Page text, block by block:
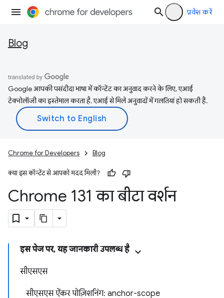
प्रवेश करें
Blog
Google आपकी पसंदीदा भाषा में कॉन्टेंट का अनुवाद करने के लिए, एआई
टेक्नोलॉजी का इस्तेमाल करता है. एआई से मिले अनुवादों में गलतियां हो सकती हैं.
Chrome for Developers Blog
क्या इस कॉन्टेंट से आपको मदद मिली?
Chrome 131 का बीटा वर्शन
इस पेज पर, यह जानकारी उपलब्ध है
सीएसएस
सीएसएस ऐंकर पोज़िशनिंग: anchor-scope